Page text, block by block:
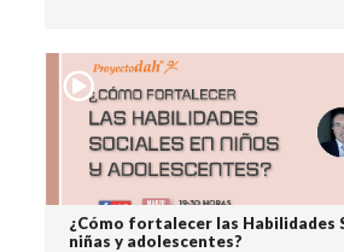
¿Cómo fortalecer las Habilidades
niñas y adolescentes?